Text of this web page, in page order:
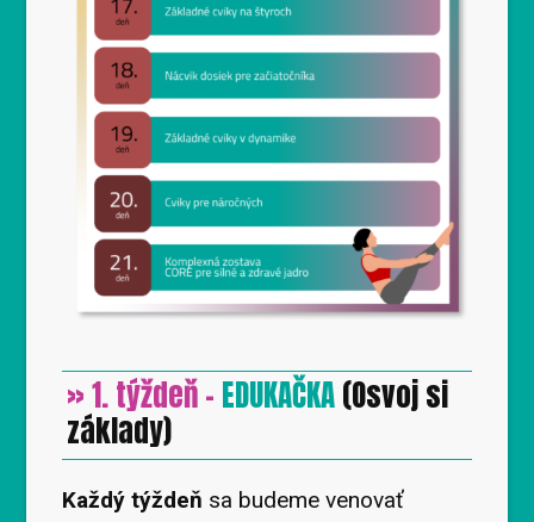
» 1. týždeň - EDUKAČKA(Osvoj si
základy)
Každý týždeň sa budeme venovať